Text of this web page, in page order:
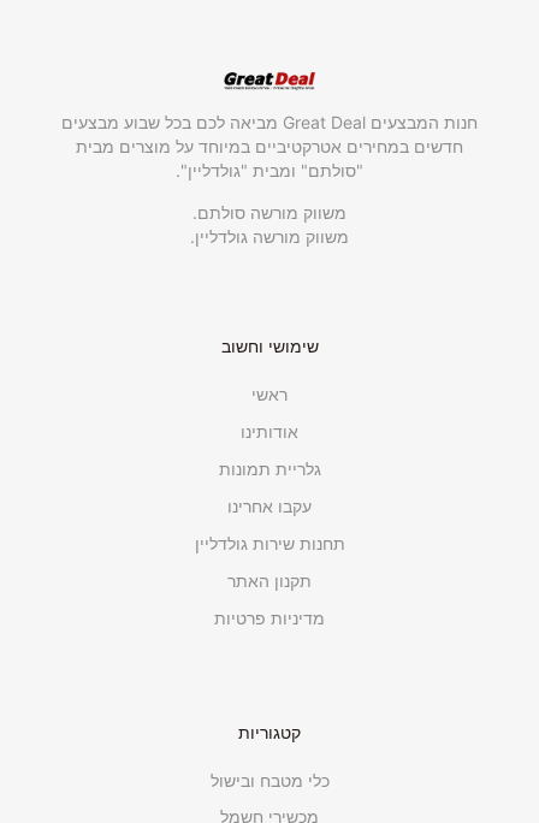
חנות המבצעים Great Deal מביאה לכם בכל שבוע מבצעים
חדשים במחירים אטרקטיביים במיוחד על מוצרים מבית
"סולתם" ומבית "גולדליין".
משווק מורשה סולתם.
משווק מורשה גולדליין.
שימושי וחשוב
ראשי
אודותינו
גלריית תמונות
עקבו אחרינו
תחנות שירות גולדליין
תקנון האתר
מדיניות פרטיות
קטגוריות
כלי מטבח ובישול
מכשירי חשמל